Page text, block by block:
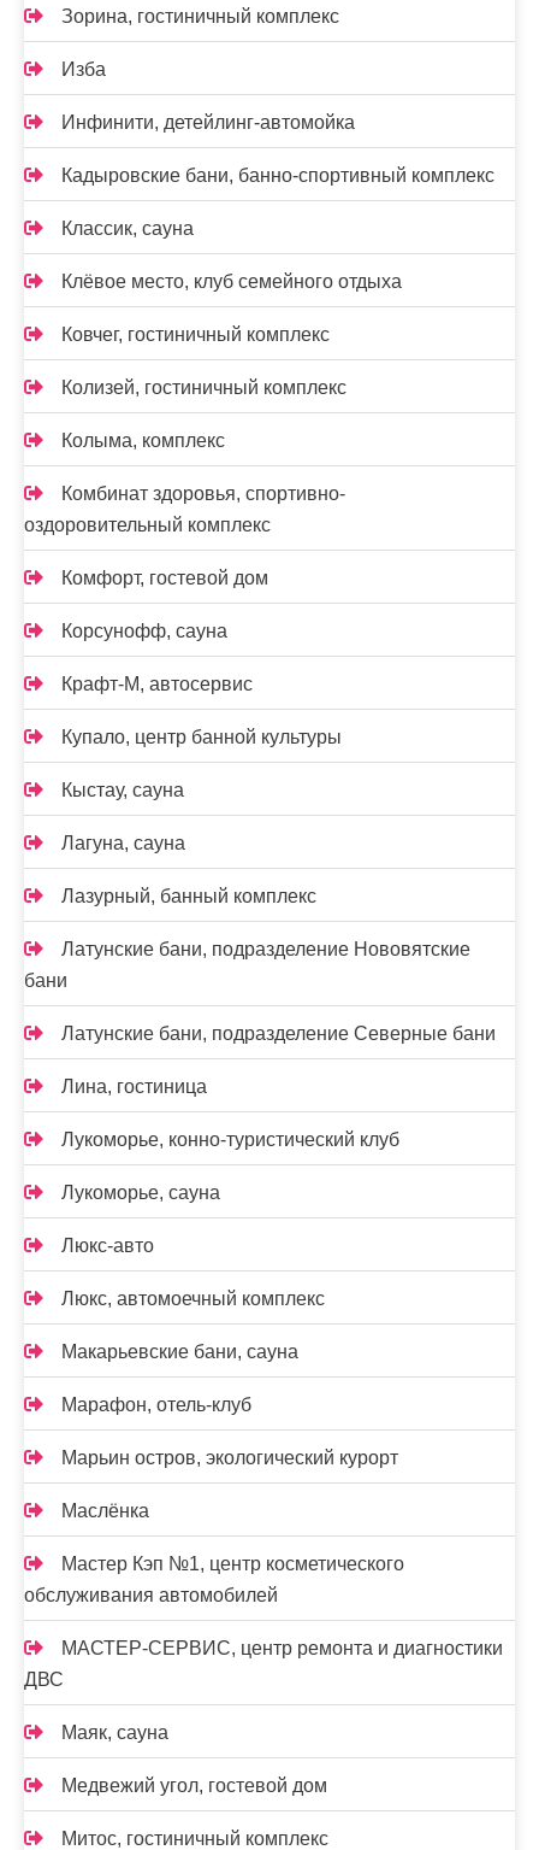
Зорина, гостиничный комплекс
Изба
Инфинити, детейлинг-автомойка
Кадыровские бани, банно-спортивный комплекс
Классик, сауна
Клёвое место, клуб семейного отдыха
Ковчег, гостиничный комплекс
Колизей, гостиничный комплекс
Колыма, комплекс
Комбинат здоровья, спортивно-
оздоровительный комплекс
Комфорт, гостевой дом
Корсунофф, сауна
Крафт-М, автосервис
Купало, центр банной культуры
Кыстау, сауна
Лагуна, сауна
Лазурный, банный комплекс
Латунские бани, подразделение Нововятские
бани
Латунские бани, подразделение Северные бани
Лина, гостиница
Лукоморье, конно-туристический клуб
Лукоморье, сауна
Люкс-авто
Люкс, автомоечный комплекс
Макарьевские бани, сауна
Марафон, отель-клуб
Марьин остров, экологический курорт
Маслёнка
Мастер Кэп №1, центр косметического
обслуживания автомобилей
МАСТЕР-СЕРВИС, центр ремонта и диагностики
ДВС
Маяк, сауна
Медвежий угол, гостевой дом
Митос, гостиничный комплекс